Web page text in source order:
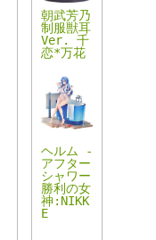
朝武芳乃
制服獣耳
Ver. 千
恋*万花
ヘルム -
アフター
シャワー
勝利の女
神:NIKK
E